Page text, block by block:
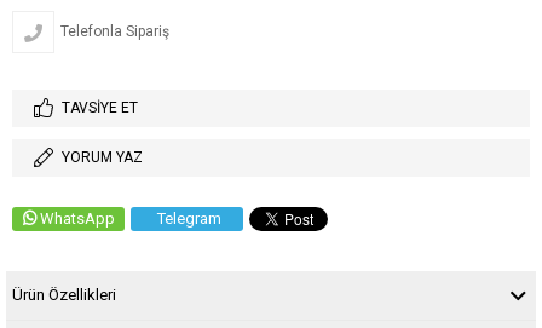
Telefonla Sipariş
TAVSIYE ET
YORUM YAZ
WhatsApp Telegram
Ürün Özellikleri